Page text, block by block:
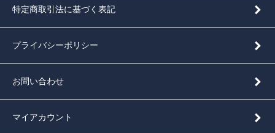
特定商取引法に基づく表記
プライバシーポリシー
お問い合わせ
マイアカウント